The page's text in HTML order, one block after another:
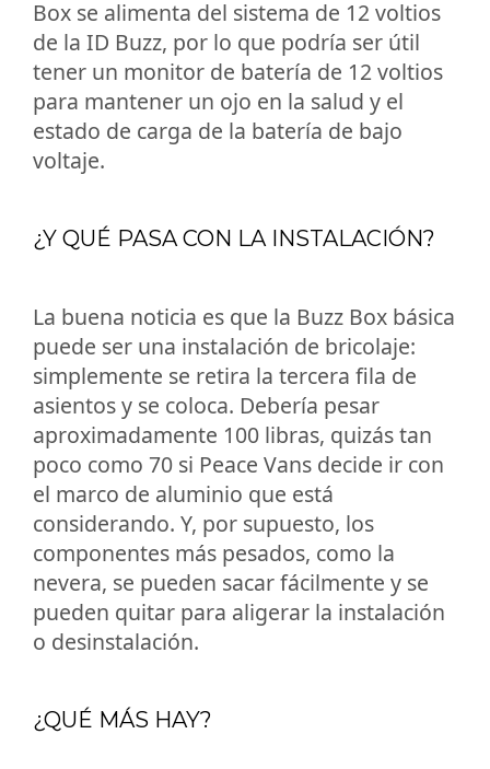
Box se alimenta del sistema de 12 voltios
de la ID Buzz, por lo que podría ser útil
tener un monitor de batería de 12 voltios
para mantener un ojo en la salud y el
estado de carga de la batería de bajo
voltaje.
¿Y QUÉ PASA CON LA INSTALACIÓN?
La buena noticia es que la Buzz Box básica
puede ser una instalación de bricolaje:
simplemente se retira la tercera fila de
asientos y se coloca. Debería pesar
aproximadamente 100 libras, quizás tan
poco como 70 si Peace Vans decide ir con
el marco de aluminio que está
considerando. Y, por supuesto, los
componentes más pesados, como la
nevera, se pueden sacar fácilmente y se
pueden quitar para aligerar la instalación
o desinstalación.
¿QUÉ MÁS HAY?